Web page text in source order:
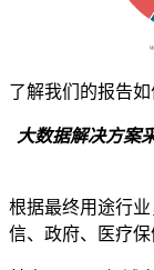
了解我们的报告
大数据解决方案
根据最终用途行
信、政府、医疗保